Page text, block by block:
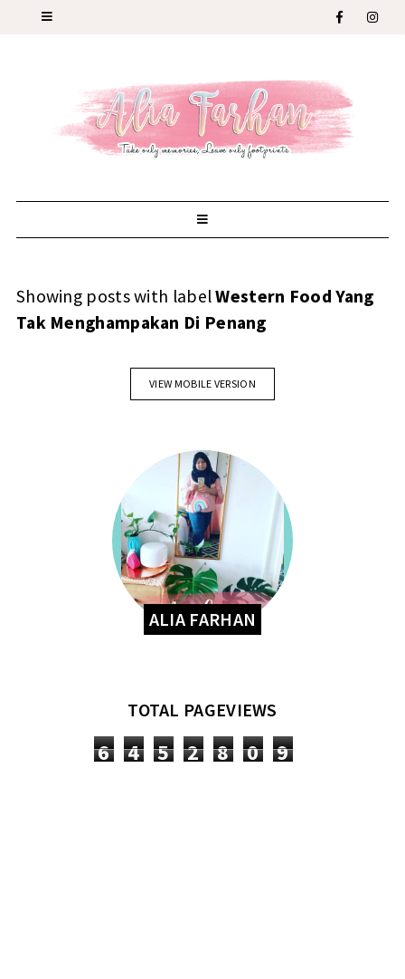
Showing posts with labelWestern Food Yang
Tak Menghampakan Di Penang
VIEW MOBILE VERSION
ALIA FARHAN
TOTAL PAGEVIEWS
6 4 5 2 8 0 9